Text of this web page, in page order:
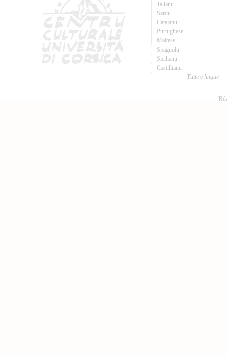
Talianu
Sardu
Catalanu
Purtughese
Maltese
Spagnolu
Sicilianu
Castillianu
Tutte e lingue